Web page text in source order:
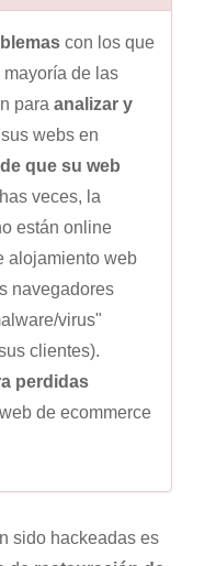
con los que
mayoría de las
para analizar y
webs en
que su web
veces, la
están online
alojamiento web
navegadores
virus"
clientes).
perdidas
de ecommerce
sido hackeadas es